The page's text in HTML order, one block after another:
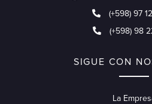
(+598) 97
(+598) 98
SIGUE CON
La